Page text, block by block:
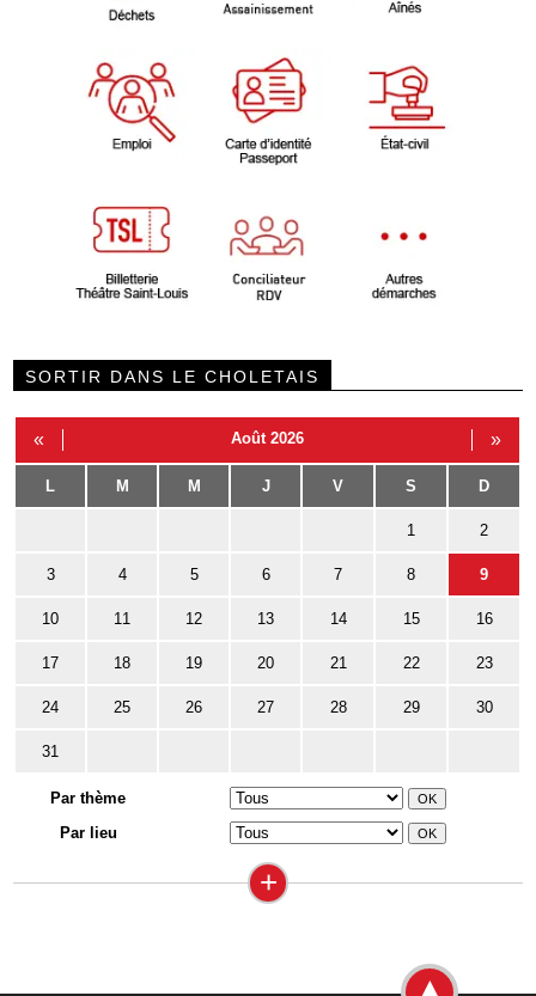
SORTIR DANS LE CHOLETAIS
« Août 2026 »
L M M J V S D
1 2
3 4 5 6 7 8 9
10 11 12 13 14 15 16
17 18 19 20 21 22 23
24 25 26 27 28 29 30
31
Par thème
Par lieu
+